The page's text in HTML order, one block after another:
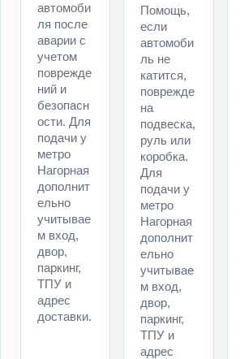
автомоби
ля после
аварии с
учетом
поврежде
ний и
безопасн
ости. Для
подачи у
метро
Нагорная
дополнит
ельно
учитывае
м вход,
двор,
паркинг,
ТПУ и
адрес
доставки.
Помощь,
если
автомоби
ль не
катится,
поврежде
на
подвеска,
руль или
коробка.
Для
подачи у
метро
Нагорная
дополнит
ельно
учитывае
м вход,
двор,
паркинг,
ТПУ и
адрес